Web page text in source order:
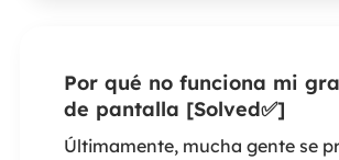
Por qué no funciona mi
de pantalla [Solved✅]
Últimamente, mucha gente se